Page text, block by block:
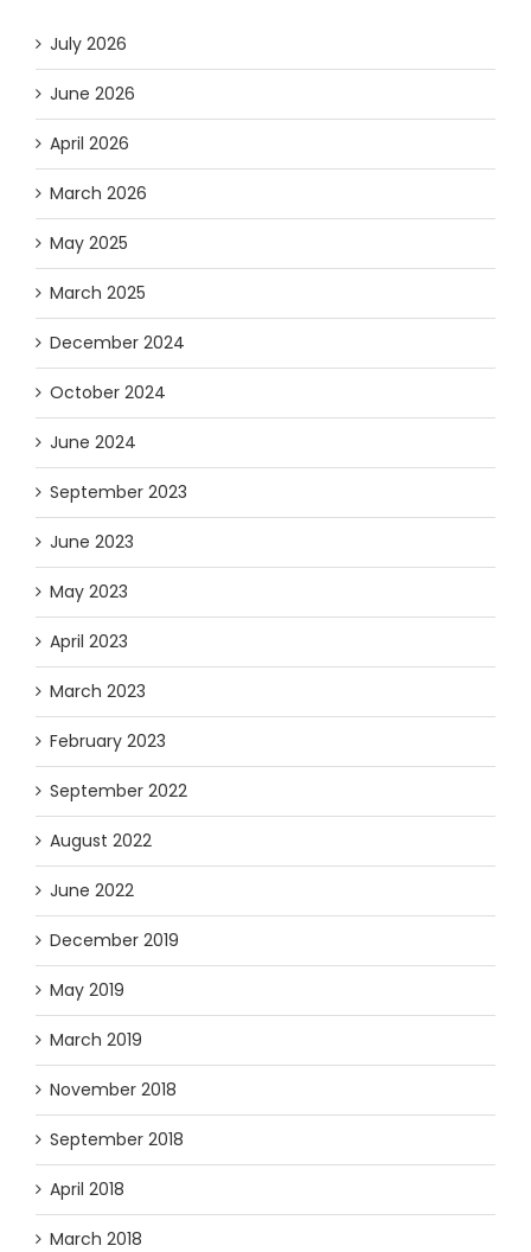
July 2026
June 2026
April 2026
March 2026
May 2025
March 2025
December 2024
October 2024
June 2024
September 2023
June 2023
May 2023
April 2023
March 2023
February 2023
September 2022
August 2022
June 2022
December 2019
May 2019
March 2019
November 2018
September 2018
April 2018
March 2018